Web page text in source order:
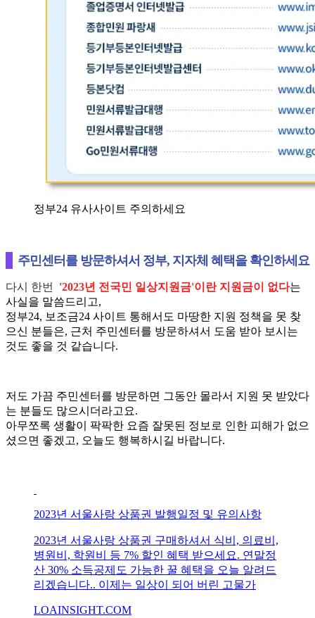
정부24 유사사이트 주의하세요
주민센터를 방문하셔서 정부, 지자체 혜택을 확인하세요
다시 한번 '2023년 전국민 일상지원금'이란 지원금이 없다는
사실을 말씀드리고,
정부24, 보조금24 사이트 통해서도 마땅한 지원 정책을 못 찾
으신 분들은, 근처 주민센터를 방문하셔서 도움 받아 보시는
것도 좋을 것 같습니다.
저도 가끔 주민센터를 방문하면 그동안 몰라서 지원 못 받았다
는 분들도 많으시더라고요.
아무쪼록 생활이 팍팍한 요즘 잘못된 정보로 인한 피해가 없으
셨으면 좋겠고, 오늘도 행복하시길 바랍니다.
2023년 서울사랑 상품권 발행일정 및 유의사항
2023년 서울사랑 상품권 구매하셔서 식비, 의료비,
병원비, 학원비 등 7% 할인 혜택 받으세요. 연말정
산 30% 소득공제도 가능한 꿀 혜택을 오늘 알려드
리겠습니다.. 이제는 일상이 되어 버린 고물가
LOAINSIGHT.COM